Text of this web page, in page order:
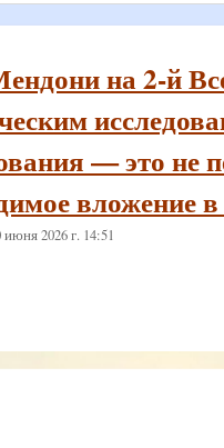
на 2-й
— это не
вложение
2026 г. 14:51